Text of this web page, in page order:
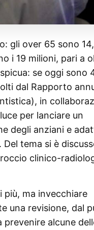
gli over 65 sono
i 19 milioni, pari a
se oggi sono
dal Rapporto
in
per lanciare un
degli anziani e
tema si è
clinico-
più, ma invecchiare
una revisione, dal
alcune